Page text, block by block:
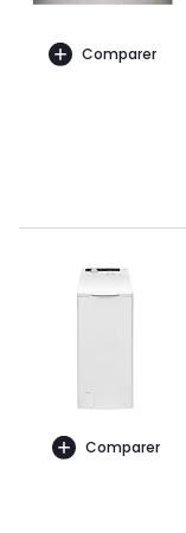
Comparer
Comparer